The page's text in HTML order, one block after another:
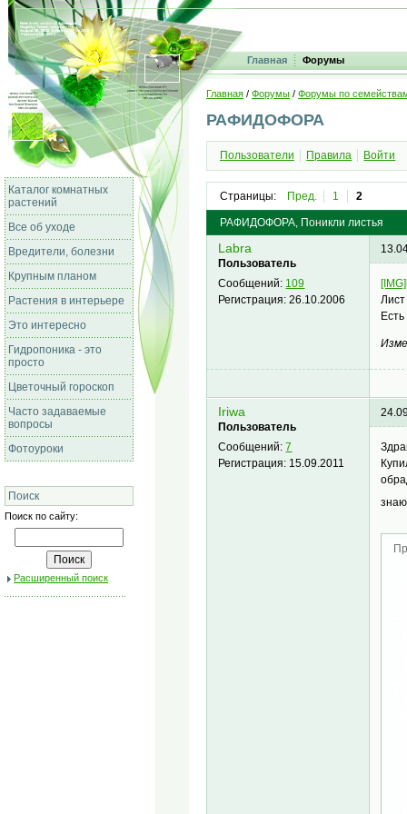
Главная Форумы
Каталог комнатных
растений
Все об уходе
Вредители, болезни
Крупным планом
Растения в интерьере
Это интересно
Гидропоника - это
просто
Цветочный гороскоп
Часто задаваемые
вопросы
Фотоуроки
Поиск
Поиск по сайту:
Расширенный поиск
Главная / Форумы / Форумы по
РАФИДОФОРА
Пользователи Правила Войти
Страницы: Пред. 1 2
РАФИДОФОРА, Поникли листья
Labra
Пользователь
Сообщений: 109
Регистрация:26.10.2006
Iriwa
Пользователь
Сообщений:7
Регистрация: 15.09.2011